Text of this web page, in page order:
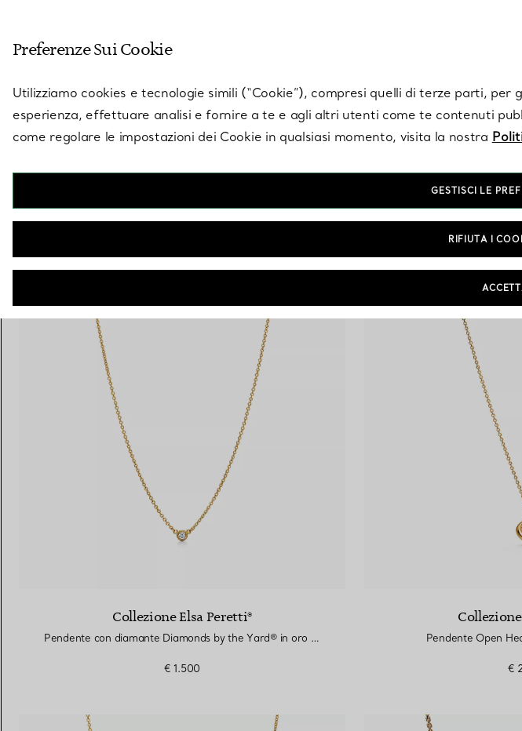
Fedi per Lei Anelli per coppie
Prenota il tuo con un esperto di diamanti
15 PRODOTTI
Collane
Collezione Elsa Peretti®
Pendente con diamante Diamonds by the Yard® in oro giallo
€ 1.500
Pendente Open
€
Preferenze Sui Cookie
Utilizziamo cookies e tecnologie simili (“Cookie”), compresi quelli di terze parti,
esperienza, effettuare analisi e fornire a te e agli altri utenti come te contenuti
come regolare le impostazioni dei Cookie in qualsiasi momento, visita la nostra
GESTISCI LE
RIFIUTA I